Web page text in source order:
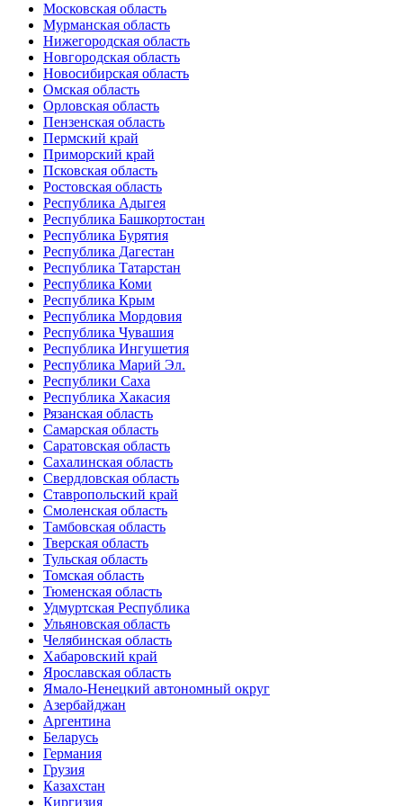
Московская область
Мурманская область
Нижегородская область
Новгородская область
Новосибирская область
Омская область
Орловская область
Пензенская область
Пермский край
Приморский край
Псковская область
Ростовская область
Республика Адыгея
Республика Башкортостан
Республика Бурятия
Республика Дагестан
Республика Татарстан
Республика Коми
Республика Крым
Республика Мордовия
Республика Чувашия
Республика Ингушетия
Республика Марий Эл.
Республики Саха
Республика Хакасия
Рязанская область
Самарская область
Саратовская область
Сахалинская область
Свердловская область
Ставропольский край
Смоленская область
Тамбовская область
Тверская область
Тульская область
Томская область
Тюменская область
Удмуртская Республика
Ульяновская область
Челябинская область
Хабаровский край
Ярославская область
Ямало-Ненецкий автономный округ
Азербайджан
Аргентина
Беларусь
Германия
Грузия
Казахстан
Киргизия